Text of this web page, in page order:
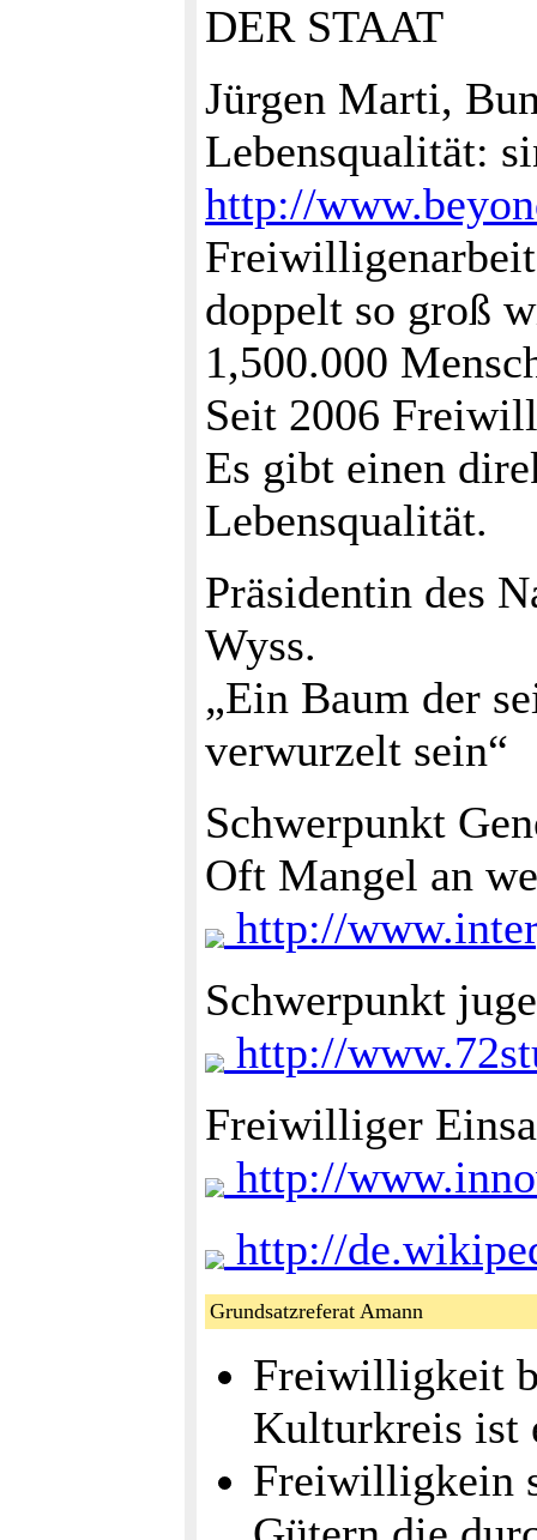
DER STAAT
Jürgen Marti,
Lebensqualität:
http://
doppelt so groß
1,500.000
Seit 2006
Es gibt einen
Lebensqualität.
Präsidentin des
Wyss.
„Ein Baum der
verwurzelt sein“
Schwerpunkt
Oft Mangel an
http://
Schwerpunkt
http://
Freiwilliger
http://
http://
Grundsatzreferat Amann
Freiwilligkeit
Kulturkreis ist
Freiwilligkein